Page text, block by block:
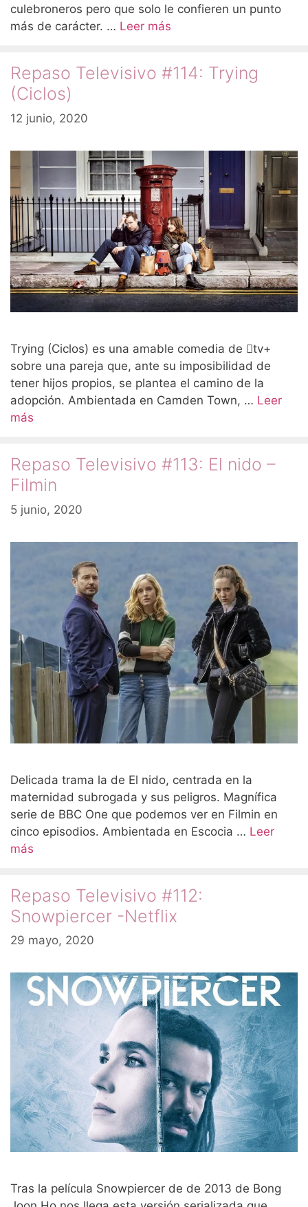
culebroneros pero que solo le confieren un punto
más de carácter. … Leer más
Repaso Televisivo #114: Trying
(Ciclos)
12 junio, 2020
Trying (Ciclos) es una amable comedia de tv+
sobre una pareja que, ante su imposibilidad de
tener hijos propios, se plantea el camino de la
adopción. Ambientada en Camden Town, … Leer
más
Repaso Televisivo #113: El nido –
Filmin
5 junio, 2020
Delicada trama la de El nido, centrada en la
maternidad subrogada y sus peligros. Magnífica
serie de BBC One que podemos ver en Filmin en
cinco episodios. Ambientada en Escocia … Leer
más
Repaso Televisivo #112:
Snowpiercer -Netflix
29 mayo, 2020
Tras la película Snowpiercer de de 2013 de Bong